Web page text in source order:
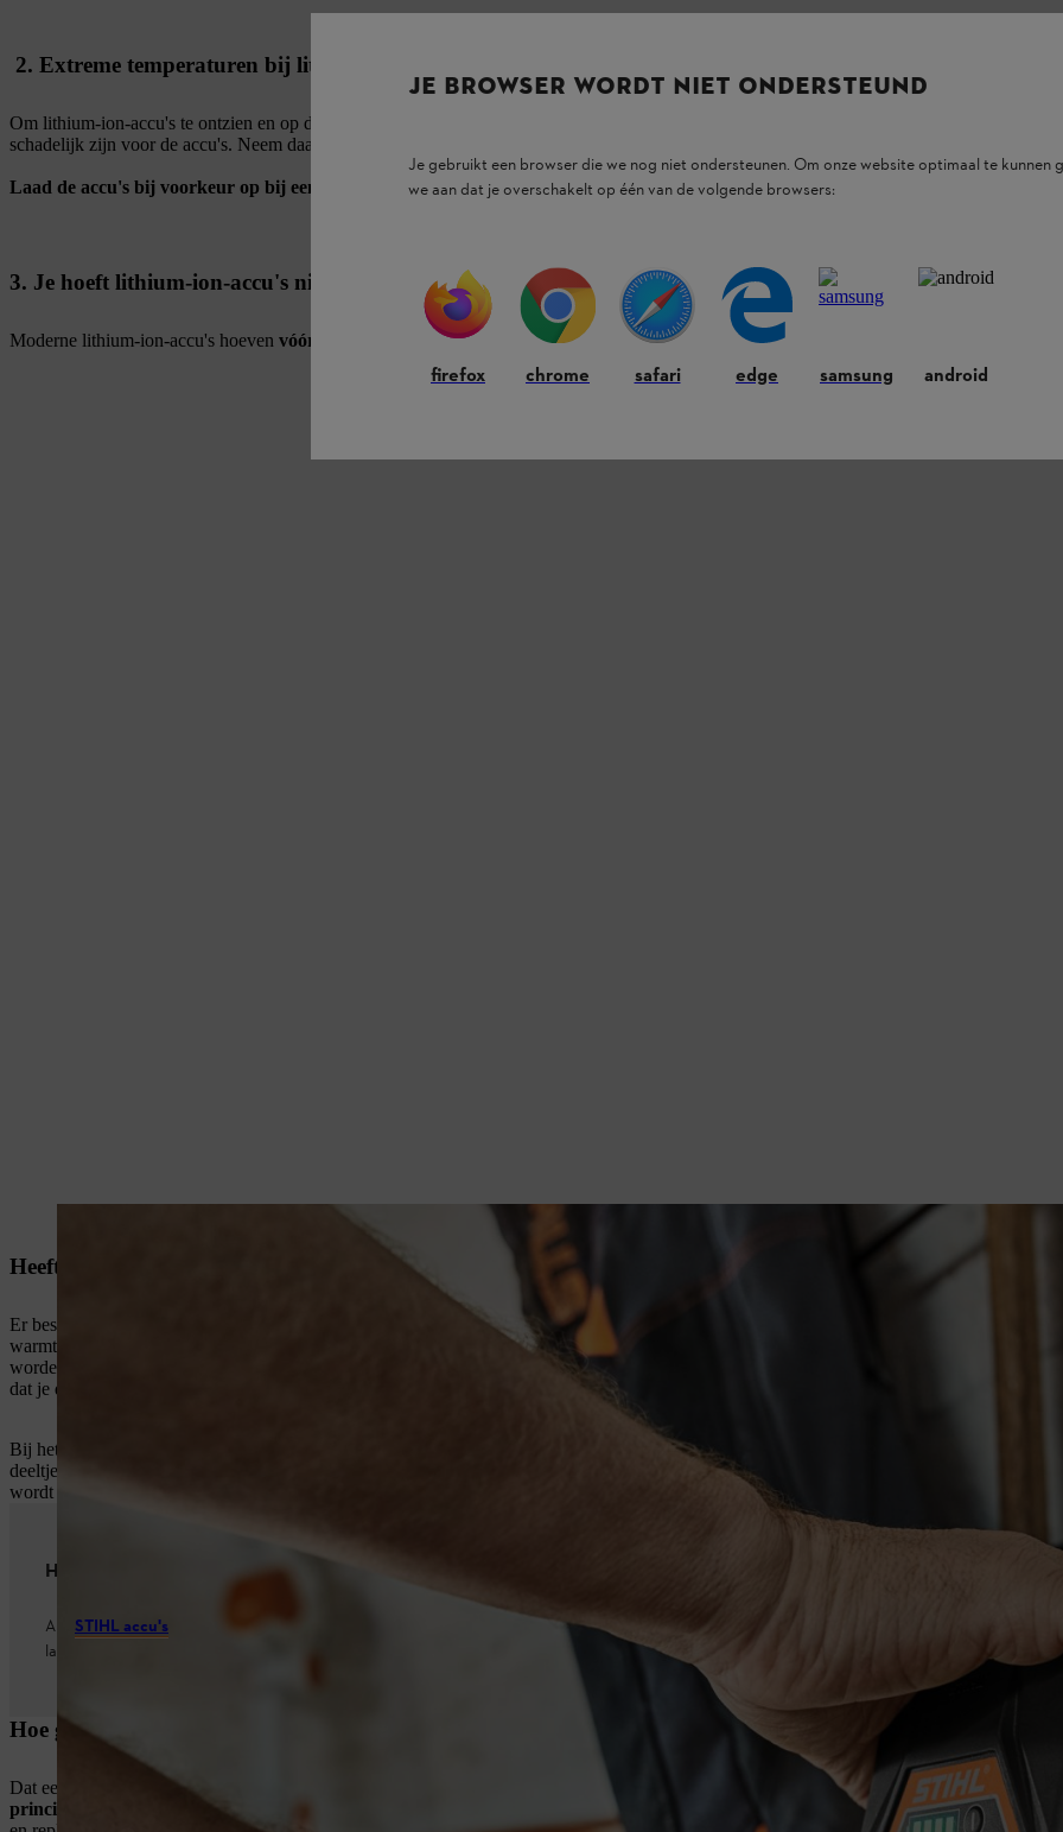
2. Extreme temperaturen bij lithium-ion-accu's vermijden
Om lithium-ion-accu's te ontzien en op de juiste wijze op te laden, mag je ze
schadelijk zijn voor de accu's. Neem daarom altijd het toegestane temperatuurbereik in acht.
Laad de accu's bij voorkeur op bij een normale kamertemperatuur of bij een gemiddelde buitentemperatuur.
3. Je hoeft lithium-ion-accu's niet lang op te laden
Moderne lithium-ion-accu's hoeven vóór het eerste gebruik slechts tot 80% opgeladente worden – dit duurt afhankelijk van de accu
Heeft de temperatuur van een accu invloed op de hoeveelheid energie die wordt geleverd?
Er bestaat een sprookje dat een accu tijdens het opladen het best op de verwarming kan worden gelegd. Volgens deze theorie zou de
warmtetoevoer toenemen, wat de accu bij het opladen zou ontzien en de levensduur zou verlengen.
worden geactiveerd, want alleen een warme accu zou kunnen teruggrijpen op alle energiereserves. Tegenwoordig weten we niet alleen dat
dat je de accu op deze manier beschadigt.
Bij het laden en ontladen bewegen de ionen praktisch van de ene elektrode naar de andere – afhankelijk van de stroomrichting. Als de accu
deeltjes en wordt het materiaal afgebroken, waardoor de levensduur afneemt.
Als de accu oververhit raakt, kunnen in het ergste geval licht
wordt de accu onbruikbaar. In het algemeen raden wij aan om altijd het toegestane temperatuurbereik van de accu in acht te nemen.
Handig om te weten
Alle STIHL accu's worden standaard met een laadtoestand van 30 procent aan de vakhandel geleverd. Zelfs als een STIHL accu
langere tijd bij de dealer is opgeslagen, is hij effectief beschermd tegen zelfontlading.
Hoe gevaarlijk is het om een accu te lang op te laden?
Dat een accu tijdens het opladen warm wordt, is normaal en geen reden tot bezorgdheid.
De kwaliteitsaccu's van STIHL zijn beschermd
principe veilig.
Als de accu is opgeladen, wordt het laadproces automatisch beëindigd, zodat je je geen zorgen hoeft te maken over te lang
JE BROWSER WORDT NIET ONDERSTEUND
Je gebruikt een browser die we nog niet ondersteunen. Om onze website optimaal te kunnen
we aan dat je overschakelt op één van de volgende browsers:
firefox chrome safari edge samsung android